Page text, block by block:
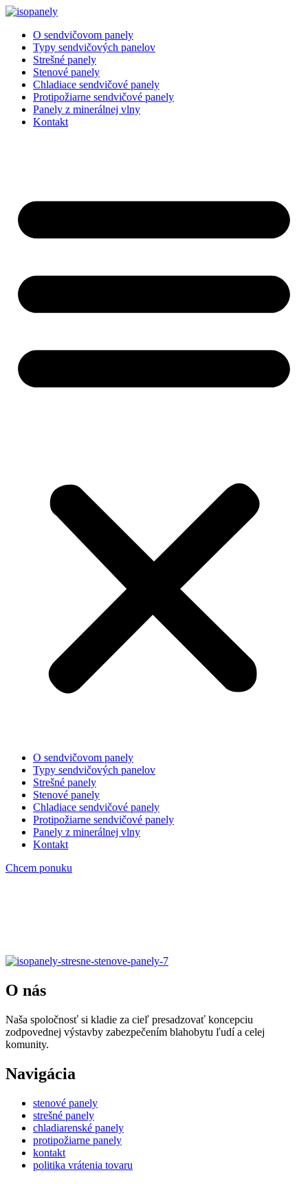
Preskočiť
obsah
O sendvičovom panely
Typy sendvičových panelov
Strešné panely
Stenové panely
Chladiace sendvičové panely
Protipožiarne sendvičové panely
Panely z minerálnej vlny
Kontakt
O sendvičovom panely
Typy sendvičových panelov
Strešné panely
Stenové panely
Chladiace sendvičové panely
Protipožiarne sendvičové panely
Panely z minerálnej vlny
Kontakt
Chcem ponuku
O nás
Naša spoločnosť si kladie za cieľ presadzovať koncepciu
zodpovednej výstavby zabezpečením blahobytu ľudí a celej
komunity.
Navigácia
stenové panely
strešné panely
chladiarenské panely
protipožiarne panely
kontakt
politika vrátenia tovaru